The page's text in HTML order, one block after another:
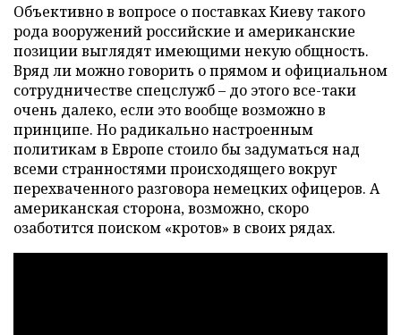
Объективно в вопросе о поставках Киеву такого
рода вооружений российские и американские
позиции выглядят имеющими некую общность.
Вряд ли можно говорить о прямом и официальном
сотрудничестве спецслужб – до этого все-таки
очень далеко, если это вообще возможно в
принципе. Но радикально настроенным
политикам в Европе стоило бы задуматься над
всеми странностями происходящего вокруг
перехваченного разговора немецких офицеров. А
американская сторона, возможно, скоро
озаботится поиском «кротов» в своих рядах.